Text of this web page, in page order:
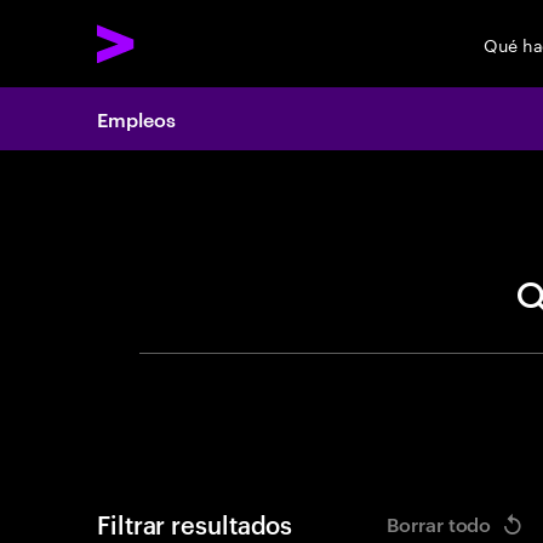
Qué
Empleos
Filtrar resultados Borrar todo